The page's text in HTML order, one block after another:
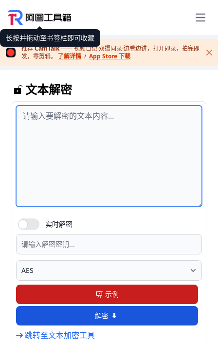
展开
长按并拖动至书签栏即可收藏
推荐CamTalk—— 视频日记·双摄同录·边看边讲，打开即录，拍完即
发，零剪辑。 了解详情 / App Store 下载
文本解密
实时解密
示例
解密
跳转至文本加密工具